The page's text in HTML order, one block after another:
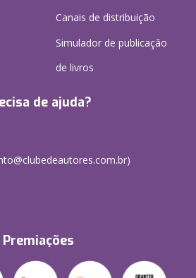
Canais de distribuição
Simulador de publicação
de livros
de ajuda?
Premiações